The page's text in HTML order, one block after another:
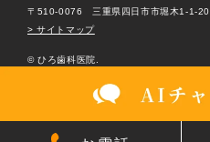
〒510-0076 三重県四日市市堀木1-1-20
> サイトマップ
© ひろ歯科医院.